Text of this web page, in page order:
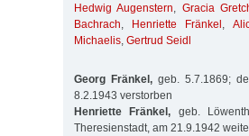
Hedwig Augenstern, Gracia
Bachrach, Henriette Fränkel ,
Michaelis, Gertrud Seidl
Georg Fränkel,geb. 5.7.1869;
8.2.1943 verstorben
Henriette Fränkel, geb.
Theresienstadt, am 21.9.1942